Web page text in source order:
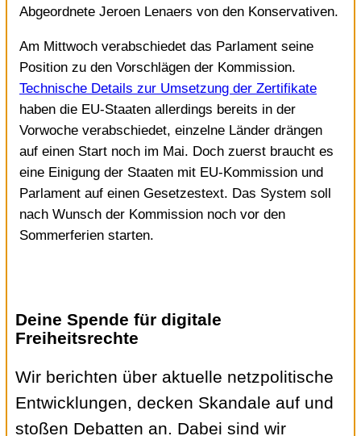
Abgeordnete Jeroen Lenaers von den Konservativen.
Am Mittwoch verabschiedet das Parlament seine
Position zu den Vorschlägen der Kommission.
Technische Details zur Umsetzung der Zertifikate
haben die EU-Staaten allerdings bereits in der
Vorwoche verabschiedet, einzelne Länder drängen
auf einen Start noch im Mai. Doch zuerst braucht es
eine Einigung der Staaten mit EU-Kommission und
Parlament auf einen Gesetzestext. Das System soll
nach Wunsch der Kommission noch vor den
Sommerferien starten.
Deine Spende für digitale
Freiheitsrechte
Wir berichten über aktuelle netzpolitische
Entwicklungen, decken Skandale auf und
stoßen Debatten an. Dabei sind wir